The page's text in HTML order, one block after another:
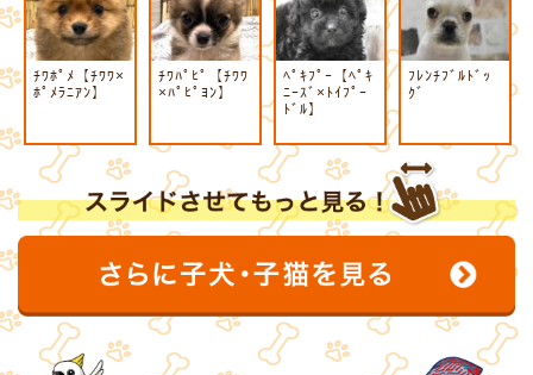
ﾁﾜﾎﾟﾒ【ﾁﾜﾜ×
ﾎﾟﾒﾗﾆｱﾝ】
ﾁﾜﾊﾟﾋﾟ【ﾁﾜﾜ
×ﾊﾟﾋﾟﾖﾝ】
ﾍﾟｷﾌﾟｰ【ﾍﾟｷ
ﾆｰｽﾞ×ﾄｲﾌﾟｰ
ﾄﾞﾙ】
ﾌﾚﾝﾁﾌﾞﾙﾄﾞｯ
ｸﾞ